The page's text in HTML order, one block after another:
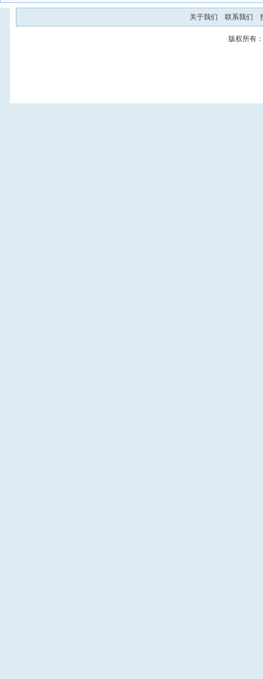
关于我们 联系我们
版权所有：